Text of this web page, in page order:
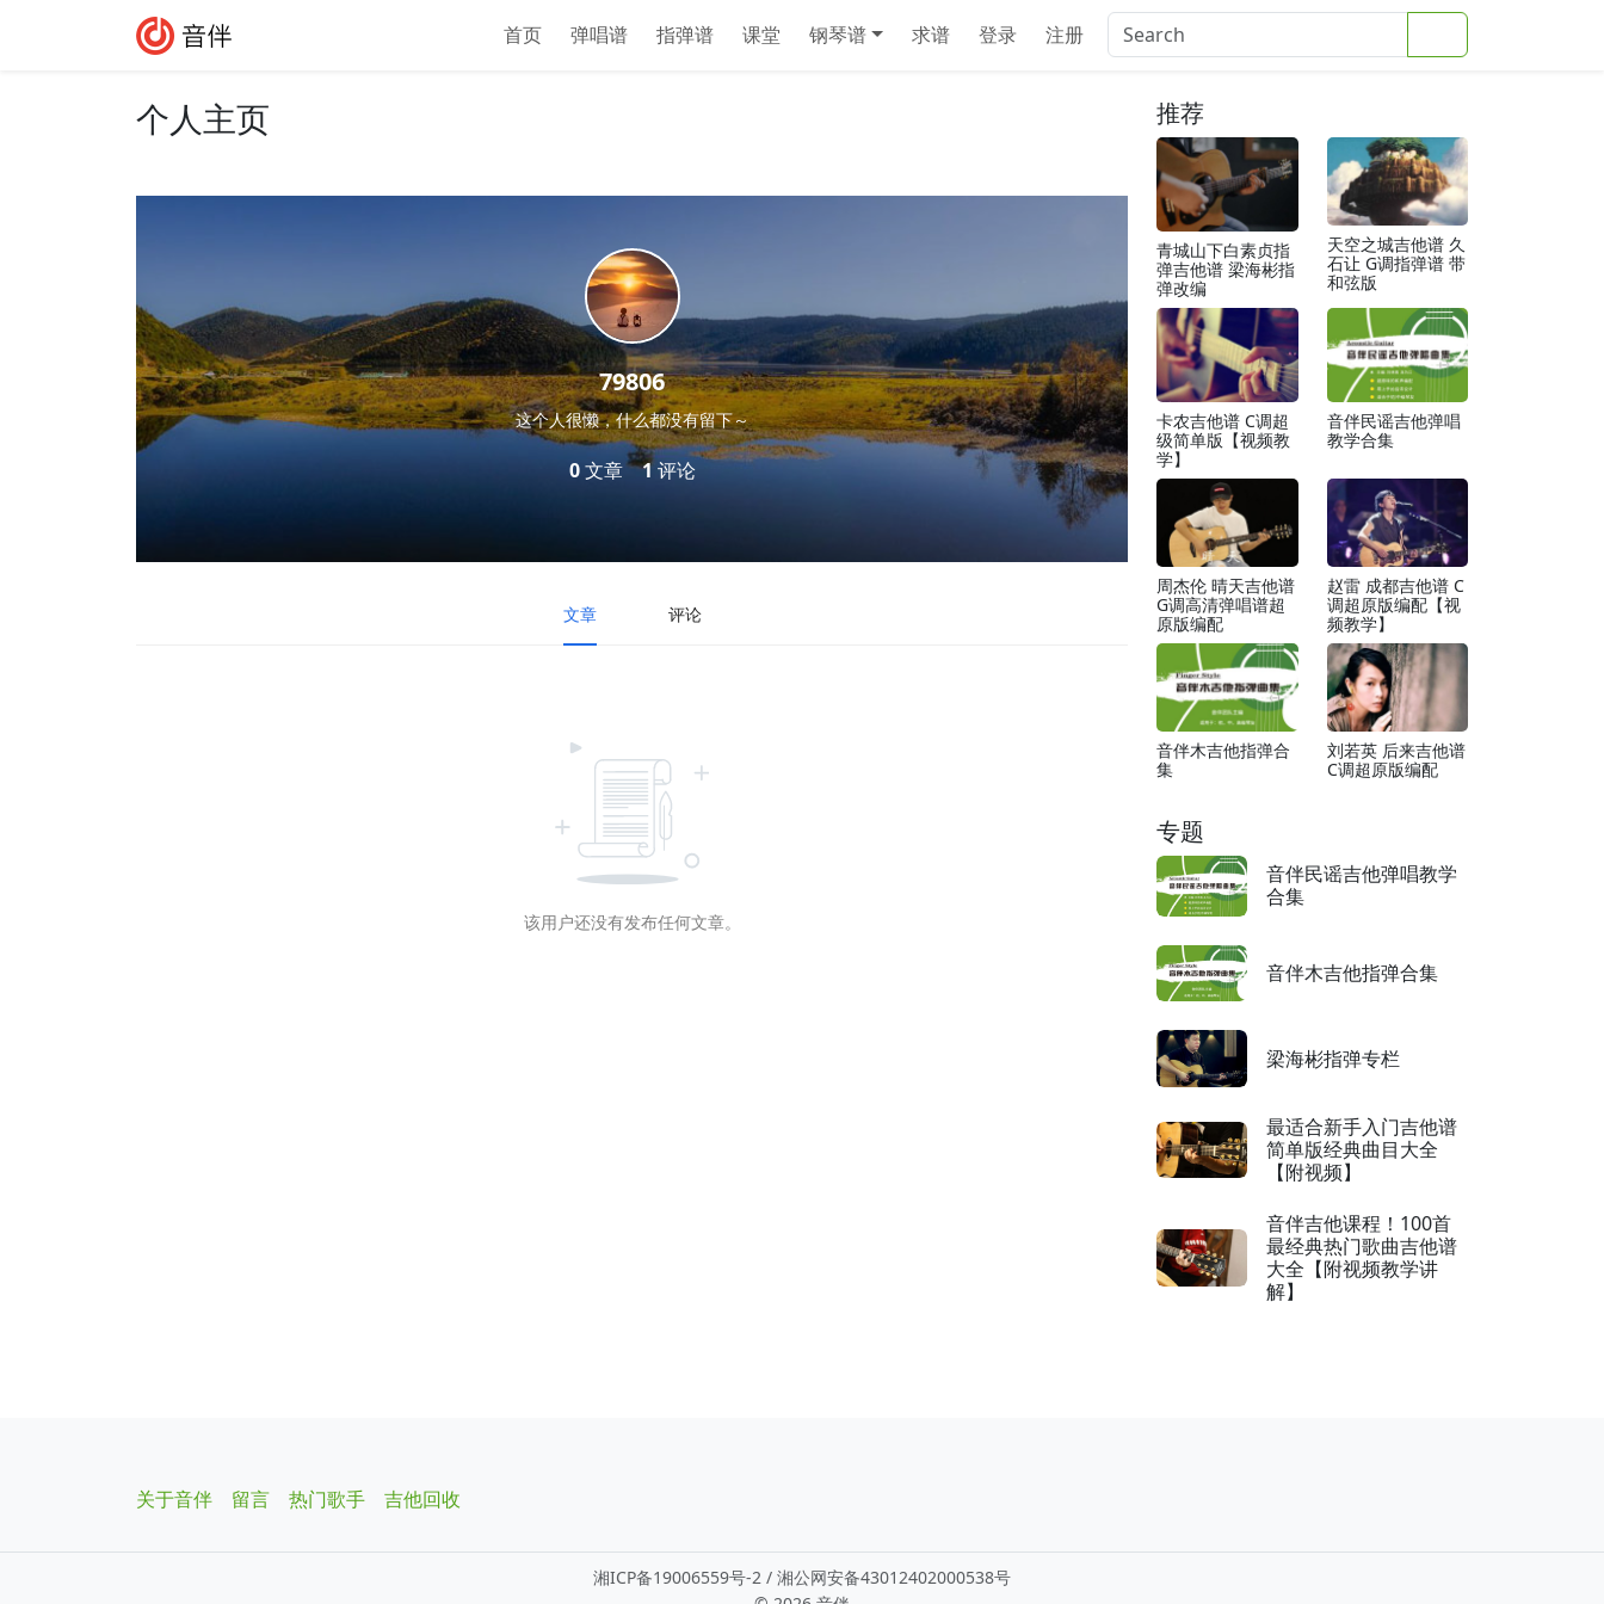
首页
弹唱谱 指弹谱 课堂 钢琴谱 求谱 登录 注册
个人主页
79806
这个人很懒，什么都没有留下～
0 文章 1 评论
文章 评论
该用户还没有发布任何文章。
推荐
青城山下白素贞指
弹吉他谱 梁海彬指
弹改编
天空之城吉他谱 久
石让 G调指弹谱 带
和弦版
卡农吉他谱 C调超
级简单版【视频教
学】
音伴民谣吉他弹唱
教学合集
周杰伦 晴天吉他谱
G调高清弹唱谱超
原版编配
赵雷 成都吉他谱 C
调超原版编配【视
频教学】
音伴木吉他指弹合
集
刘若英 后来吉他谱
C调超原版编配
专题
音伴民谣吉他弹唱教学
合集
音伴木吉他指弹合集
梁海彬指弹专栏
最适合新手入门吉他谱
简单版经典曲目大全
【附视频】
音伴吉他课程！100首
最经典热门歌曲吉他谱
大全【附视频教学讲
解】
关于音伴 留言 热门歌手 吉他回收
湘ICP备19006559号-2 / 湘公网安备43012402000538号